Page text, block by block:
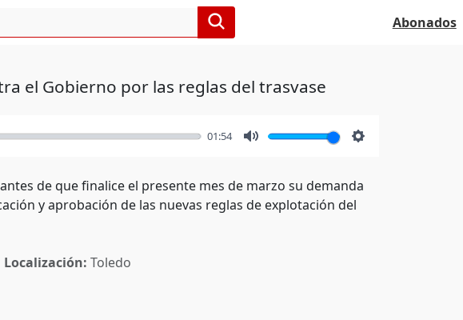
Abonados
el Gobierno por las reglas del trasvase
01:54
de que finalice el presente mes de marzo su demanda
y aprobación de las nuevas reglas de explotación del
Localización: Toledo